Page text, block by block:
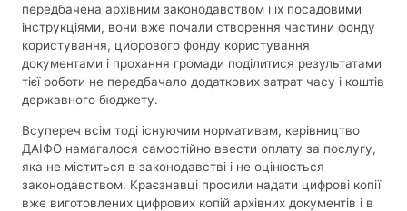
передбачена архівним законодавством і їх посадовими
інструкціями, вони вже почали створення частини фонду
користування, цифрового фонду користування
документами і прохання громади поділитися результатами
тієї роботи не передбачало додаткових затрат часу і коштів
державного бюджету.
Всупереч всім тоді існуючим нормативам, керівництво
ДАІФО намагалося самостійно ввести оплату за послугу,
яка не міститься в законодавстві і не оцінюється
законодавством. Краєзнавці просили надати цифрові копії
вже виготовлених цифрових копій архівних документів і в